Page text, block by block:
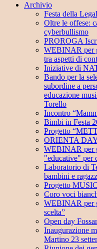
Archivio
Festa della
Oltre le offese:
cyberbullismo
PROROGA
WEBINAR per
tra aspetti di
Iniziative di
Bando per la
subordine a
educazione
Torello
Incontro
Bimbi in Festa
Progetto
ORIENTA
WEBINAR per
"educative" per
Laboratorio di
bambini e
Progetto
Coro voci
WEBINAR per
scelta”
Open day
Inaugurazione
Martino 23